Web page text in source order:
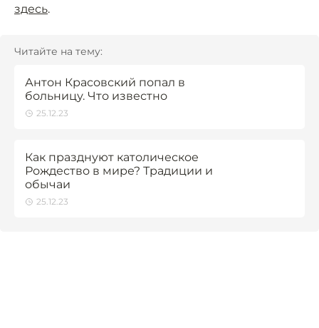
здесь.
Читайте на тему:
Антон Красовский попал в
больницу. Что известно
25.12.23
Как празднуют католическое
Рождество в мире? Традиции и
обычаи
25.12.23